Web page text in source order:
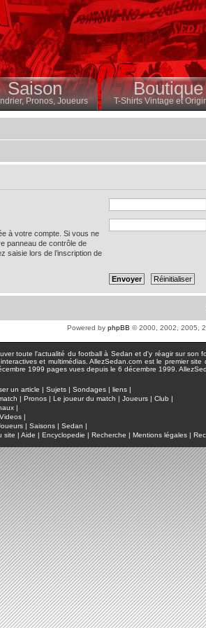
Saison
Pronos, Joueurs
Boutique
T-Shirts Vintage et
à votre compte. Si vous ne
panneau de contrôle de
saisie lors de l’inscription de
Powered by phpBB © 2000, 2002, 2005,
toute l'actualité du football à Sedan et d'y réagir sur son
et multimédias. AllezSedan.com est le premier
pages vues depuis le 6 décembre 1999.
un article | Sujets | Sondages | liens |
| Pronos | Le joueur du match | Joueurs | Club |
|
Videos |
| Saisons | Sedan |
site | Aide | Encyclopedie | Recherche | Mentions légales |